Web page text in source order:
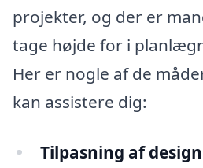
projekter, og der er
tage højde for i
Her er nogle af de
kan assistere dig:
Tilpasning af